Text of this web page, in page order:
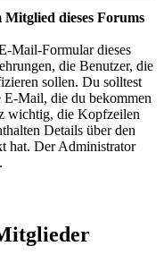
dieses Forums
Mail-Formular dieses
die Benutzer, die
sollen. Du solltest
Mail, die du bekommen
wichtig, die Kopfzeilen
Details über den
hat. Der Administrator